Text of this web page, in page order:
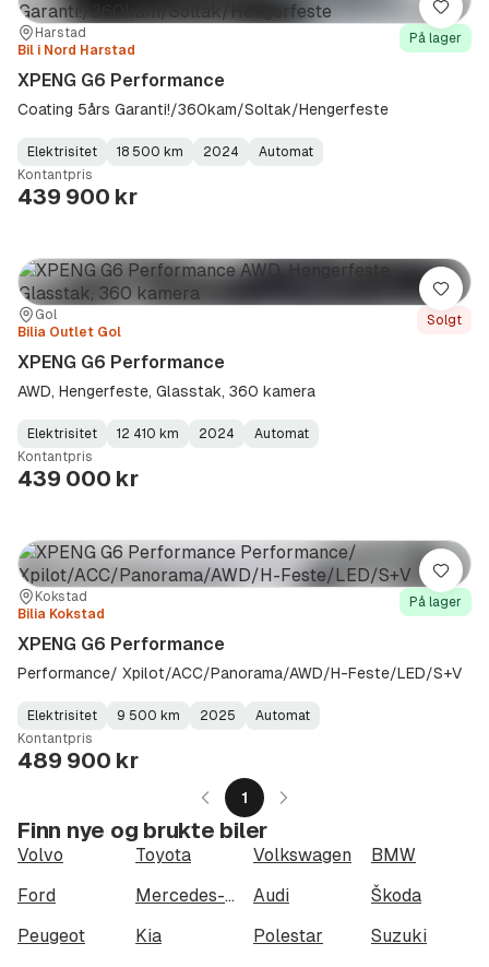
Sted:Harstad
Forhandler:
Bil i Nord Harstad
På lager
XPENG G6 Performance
Coating 5års Garanti!/360kam/Soltak/Hengerfeste
Fuel
Type:
Elektrisitet
Kilometerstand:
18 500 km
Model
Year:
2024
Gearbox
Type:
Automat
Kontantpris
439 900 kr
Lagre
Sted:
Gol
Forhandler:
Bilia Outlet Gol
Solgt
XPENG G6 Performance
AWD, Hengerfeste, Glasstak, 360 kamera
Fuel
Type:
Elektrisitet
Kilometerstand:
12 410 km
Model
Year:
2024
Gearbox
Type:
Automat
Kontantpris
439 000 kr
Lagre
Sted:Kokstad
Forhandler:
Bilia Kokstad
På lager
XPENG G6 Performance
Performance/ Xpilot/ACC/Panorama/AWD/H-Feste/LED/S+V
Fuel
Type:
Elektrisitet
Kilometerstand:
9 500 km
Model
Year:
2025
Gearbox
Type:
Automat
Kontantpris
489 900 kr
Lagre
1
Finn nye og brukte biler
Volvo Toyota Volkswagen
BMW
Ford
Mercedes-Benz Audi
Škoda
Peugeot
Kia Polestar
Suzuki